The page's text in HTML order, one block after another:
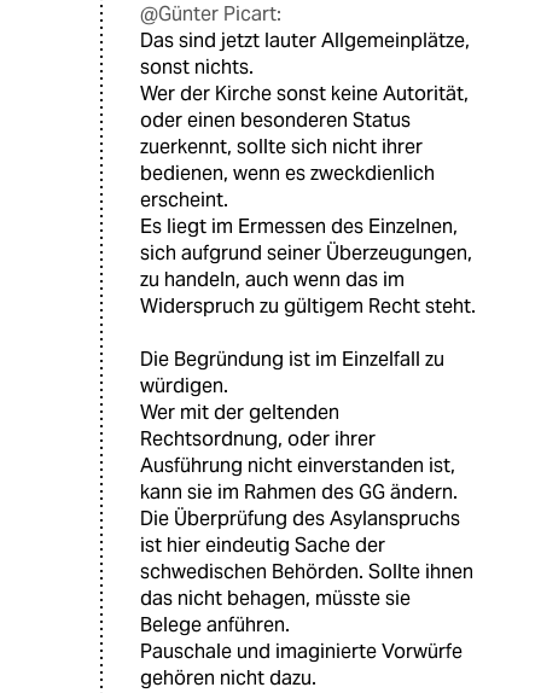
@Günter Picart:
Das sind jetzt lauter Allgemeinplätze,
sonst nichts.
Wer der Kirche sonst keine Autorität,
oder einen besonderen Status
zuerkennt, sollte sich nicht ihrer
bedienen, wenn es zweckdienlich
erscheint.
Es liegt im Ermessen des Einzelnen,
sich aufgrund seiner Überzeugungen,
zu handeln, auch wenn das im
Widerspruch zu gültigem Recht steht.
Die Begründung ist im Einzelfall zu
würdigen.
Wer mit der geltenden
Rechtsordnung, oder ihrer
Ausführung nicht einverstanden ist,
kann sie im Rahmen des GG ändern.
Die Überprüfung des Asylanspruchs
ist hier eindeutig Sache der
schwedischen Behörden. Sollte ihnen
das nicht behagen, müsste sie
Belege anführen.
Pauschale und imaginierte Vorwürfe
gehören nicht dazu.